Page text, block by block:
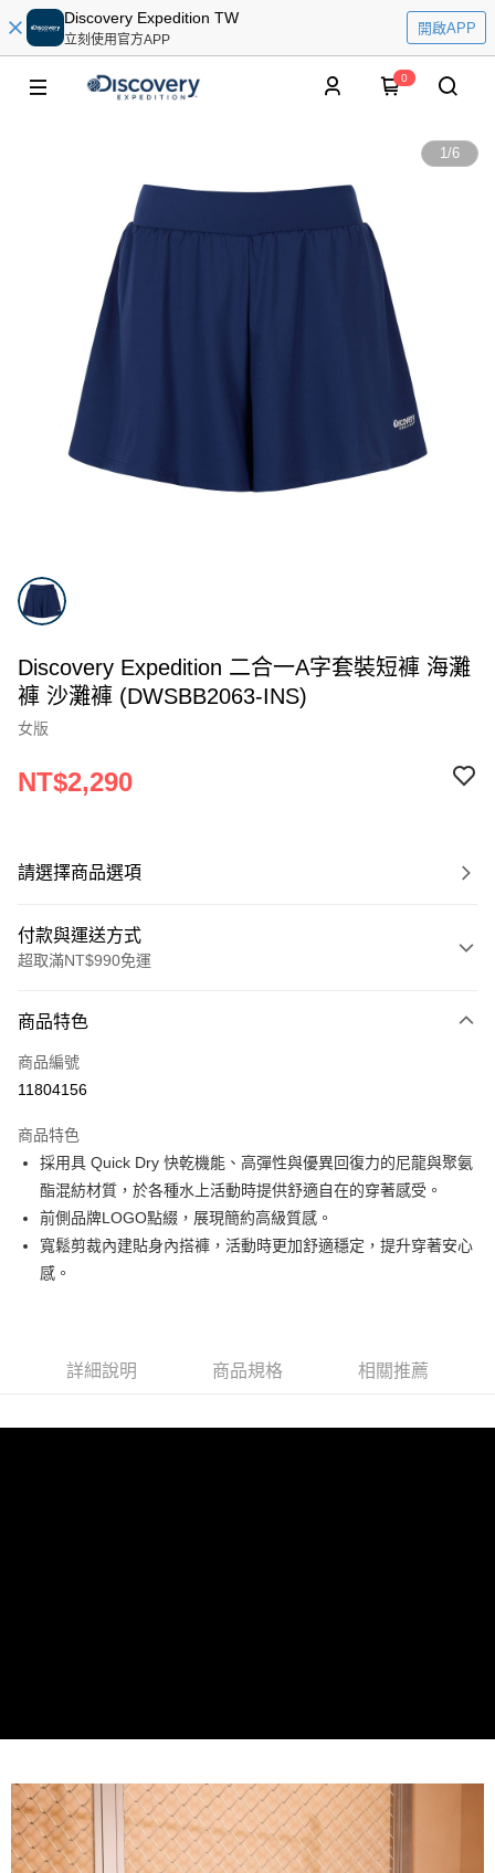
Discovery Expedition TW
立刻使用官方APP
開啟APP
0
1/6
Discovery Expedition 二合一A字套裝短褲 海灘
褲 沙灘褲 (DWSBB2063-INS)
女版
NT$2,290
請選擇商品選項
付款與運送方式
超取滿NT$990免運
信用卡一次付款
超商取貨付款
Apple Pay
運送方式
全家取貨付款<未取貨列黑名單/不支援離島取退>
每筆NT$60，滿NT$990(含以上)免運費
商品特色
商品編號
11804156
商品特色
採用具 Quick Dry 快乾機能、高彈性與優異回復力的尼龍與聚氨
酯混紡材質，於各種水上活動時提供舒適自在的穿著感受。
前側品牌LOGO點綴，展現簡約高級質感。
寬鬆剪裁內建貼身內搭褲，活動時更加舒適穩定，提升穿著安心
感。
詳細說明 商品規格 相關推薦